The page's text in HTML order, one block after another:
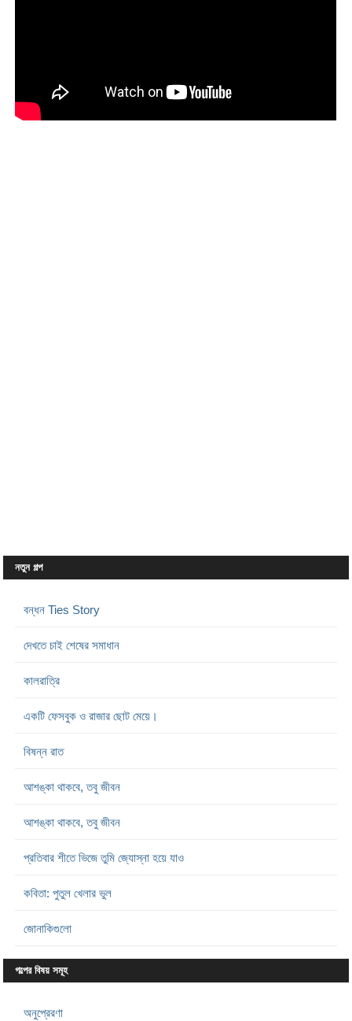
নতুন গল্প
বন্ধন Ties Story
দেখতে চাই শেষের সমাধান
কালরাত্রি
একটি ফেসবুক ও রাজার ছোট মেয়ে।
বিষন্ন রাত
আশঙ্কা থাকবে, তবু জীবন
আশঙ্কা থাকবে, তবু জীবন
প্রতিবার শীতে ভিজে তুমি জ্যোস্না হয়ে যাও
কবিতা: পুতুল খেলার ভুল
জোনাকিগুলো
গল্পের বিষয় সমূহ
অনুপ্রেরণা